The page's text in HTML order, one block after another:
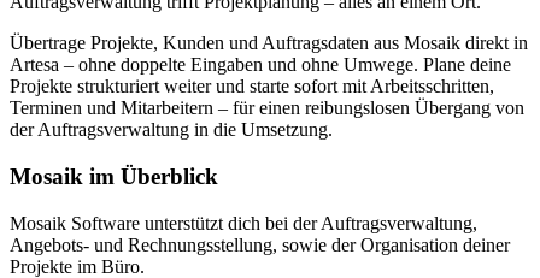
Übertrage Projekte, Kunden und Auftragsdaten aus Mosaik direkt in
Artesa – ohne doppelte Eingaben und ohne Umwege. Plane deine
Projekte strukturiert weiter und starte sofort mit Arbeitsschritten,
Terminen und Mitarbeitern – für einen reibungslosen Übergang von
der Auftragsverwaltung in die Umsetzung.
Mosaik im Überblick
Mosaik Software unterstützt dich bei der Auftragsverwaltung,
Angebots- und Rechnungsstellung, sowie der Organisation deiner
Projekte im Büro.